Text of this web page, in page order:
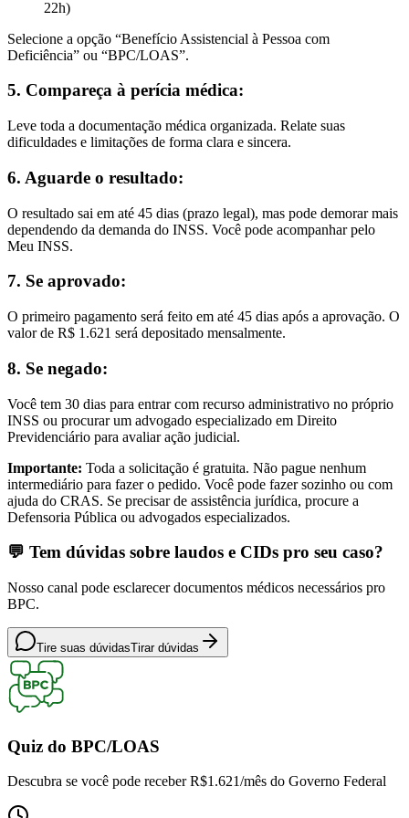
22h)
Selecione a opção “Benefício Assistencial à Pessoa com
Deficiência” ou “BPC/LOAS”.
5. Compareça à perícia médica:
Leve toda a documentação médica organizada. Relate suas
dificuldades e limitações de forma clara e sincera.
6. Aguarde o resultado:
O resultado sai em até 45 dias (prazo legal), mas pode demorar mais
dependendo da demanda do INSS. Você pode acompanhar pelo
Meu INSS.
7. Se aprovado:
O primeiro pagamento será feito em até 45 dias após a aprovação. O
valor de R$ 1.621 será depositado mensalmente.
8. Se negado:
Você tem 30 dias para entrar com recurso administrativo no próprio
INSS ou procurar um advogado especializado em Direito
Previdenciário para avaliar ação judicial.
Importante: Toda a solicitação é gratuita. Não pague nenhum
intermediário para fazer o pedido. Você pode fazer sozinho ou com
ajuda do CRAS. Se precisar de assistência jurídica, procure a
Defensoria Pública ou advogados especializados.
💬 Tem dúvidas sobre laudos e CIDs pro seu caso?
Nosso canal pode esclarecer documentos médicos necessários pro
BPC.
Tire suas dúvidasTirar dúvidas
Quiz do BPC/LOAS
Descubra se você pode receber R$1.621/mês do Governo Federal